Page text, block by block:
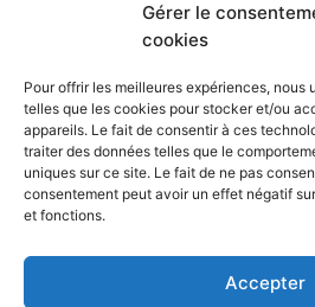
Gérer le
cookies
Pour offrir les meilleures expériences, nous
telles que les cookies pour stocker et/ou
appareils. Le fait de consentir à ces
traiter des données telles que le
uniques sur ce site. Le fait de ne pas
consentement peut avoir un effet négatif
et fonctions.
Accepter
Assurance
Confidentialité et
Conditions